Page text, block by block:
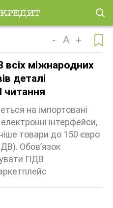
- A +
міжнародних
деталі
читання
на імпортовані
інтерфейси,
товари до 150 євро
Обов’язок
ПДВ